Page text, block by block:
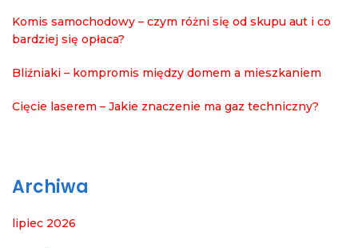
Komis samochodowy – czym różni się od skupu aut i co
bardziej się opłaca?
Bliźniaki – kompromis między domem a mieszkaniem
Cięcie laserem – Jakie znaczenie ma gaz techniczny?
Archiwa
lipiec 2026